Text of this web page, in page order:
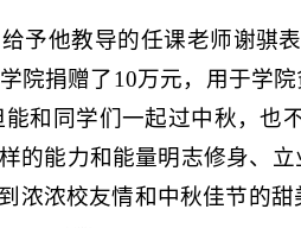
予他教导的任课老师谢骐
院捐赠了10万元，用于学院
和同学们一起过中秋，也不
的能力和能量明志修身、立
浓浓校友情和中秋佳节的甜